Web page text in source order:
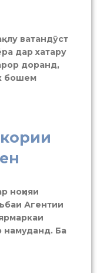
ватандӯст
дар хатару
доранд,
бошем
ноҳияи
Агентии
намуданд. Ба